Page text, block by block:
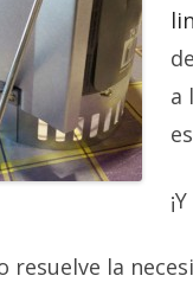
a
resuelve la